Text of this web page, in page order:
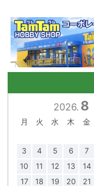
2026. 8
月 火 水 木 金
3
4 5 6 7
10
11 12 13 14
17
18 19 20 21